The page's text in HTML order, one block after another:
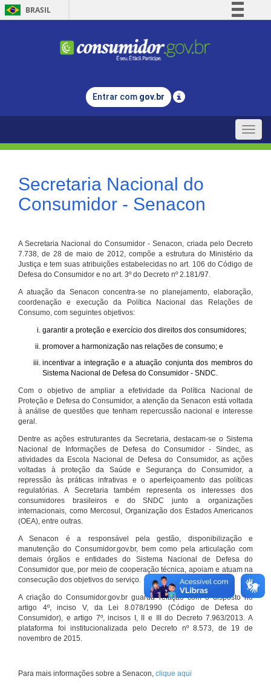
BRASIL
Comunica BR
Legislação
Entrar com gov.br
Toggle
Secretaria Nacional do
Consumidor - Senacon
A Secretaria Nacional do Consumidor - Senacon, criada pelo Decreto
7.738, de 28 de maio de 2012, compõe a estrutura do Ministério da
Justiça e tem suas atribuições estabelecidas no art. 106 do Código de
Defesa do Consumidor e no art. 3º do Decreto nº 2.181/97.
A atuação da Senacon concentra-se no planejamento, elaboração,
coordenação e execução da Política Nacional das Relações de
Consumo, com seguintes objetivos:
garantir a proteção e exercício dos direitos dos consumidores;
promover a harmonização nas relações de consumo; e
incentivar a integração e a atuação conjunta dos membros do
Sistema Nacional de Defesa do Consumidor - SNDC.
Com o objetivo de ampliar a efetividade da Política Nacional de
Proteção e Defesa do Consumidor, a atenção da Senacon está voltada
à análise de questões que tenham repercussão nacional e interesse
geral.
Dentre as ações estruturantes da Secretaria, destacam-se o Sistema
Nacional de Informações de Defesa do Consumidor - Sindec, as
atividades da Escola Nacional de Defesa do Consumidor, as ações
voltadas à proteção da Saúde e Segurança do Consumidor, a
repressão às práticas infrativas e o aperfeiçoamento das políticas
regulatórias. A Secretaria também representa os interesses dos
consumidores brasileiros e do SNDC junto a organizações
internacionais, como Mercosul, Organização dos Estados Americanos
(OEA), entre outras.
A Senacon é a responsável pela gestão, disponibilização e
manutenção do Consumidor.gov.br, bem como pela articulação com
demais órgãos e entidades do Sistema Nacional de Defesa do
Consumidor que, por meio de cooperação técnica, apoiam e atuam na
consecução dos objetivos do serviço.
A criação do Consumidor.gov.br guarda relação com o disposto no
artigo 4º, inciso V, da Lei 8.078/1990 (Código de Defesa do
Consumidor), e artigo 7º, incisos I, II e III do Decreto 7.963/2013. A
plataforma foi institucionalizada pelo Decreto nº 8.573, de 19 de
novembro de 2015.
Para mais informações sobre a Senacon, clique aqui